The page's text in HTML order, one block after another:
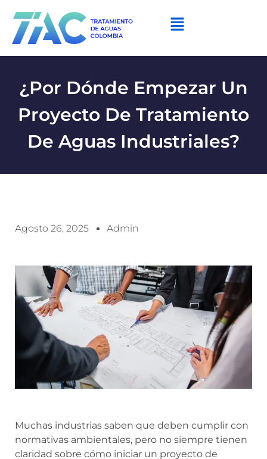
¿Por Dónde Empezar Un
Proyecto De Tratamiento
De Aguas Industriales?
Agosto 26, 2025 Admin
Muchas industrias saben que deben cumplir con
normativas ambientales, pero no siempre tienen
claridad sobre cómo iniciar un proyecto de